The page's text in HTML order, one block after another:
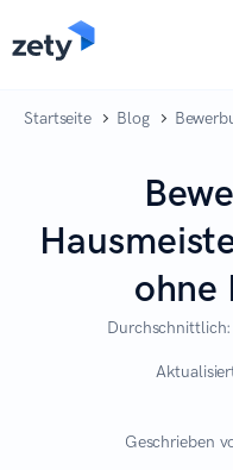
Startseite Blog
ohne
Geschrieben